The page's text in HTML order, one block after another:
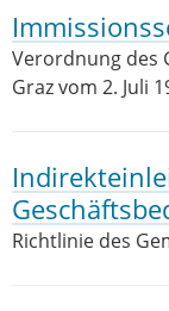
Verordnung des
Graz vom 2. Juli
Richtlinie des